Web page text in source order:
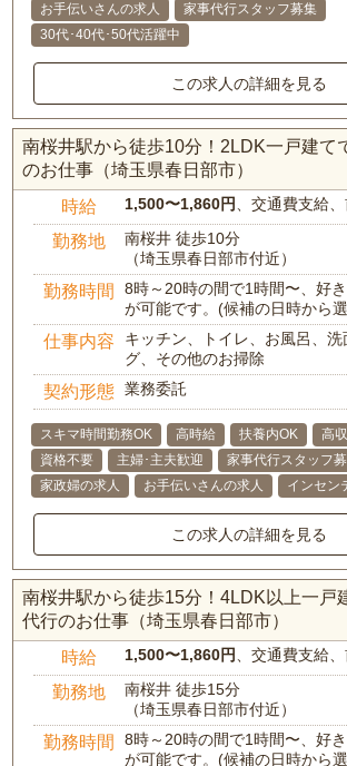
お手伝いさんの求人
家事代行スタッフ募集
30代･40代･50代活躍中
この求人の詳細を見る
南桜井駅から徒歩10分！2LDK一戸建て
のお仕事（埼玉県春日部市）
時給 1,500〜1,860円、交通費支給
勤務地
南桜井 徒歩10分
（埼玉県春日部市付近）
勤務時間
8時～20時の間で1時間〜、好
が可能です。(候補の日時から
仕事内容
キッチン、トイレ、お風呂、洗
グ、その他のお掃除
契約形態 業務委託
スキマ時間勤務OK 高時給 扶養内OK
高
資格不要
主婦･主夫歓迎
家事代行スタッフ
家政婦の求人
お手伝いさんの求人 インセン
この求人の詳細を見る
南桜井駅から徒歩15分！4LDK以上一戸
代行のお仕事（埼玉県春日部市）
時給 1,500〜1,860円、交通費支給
勤務地
南桜井 徒歩15分
（埼玉県春日部市付近）
勤務時間
8時～20時の間で1時間〜、好
が可能です。(候補の日時から